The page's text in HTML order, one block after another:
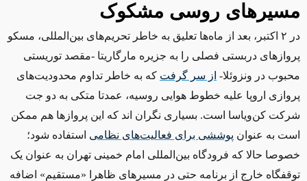
مسیرهای روسی مشکوک
در ۲ اکتبر، بعد از ماه‌ها تعلیق به خاطر تحریم‌های بین‌المللی، مسکو
پروازهای دربستی فصلی را به جزیره مارگاریتا -مقصد توریستی
محبوب در ونزوئلا- از سر گرفت که به خاطر تداوم محدودیت‌های
پروازی اروپا علیه خطوط هوایی روسیه، عمدتا متکی به دو جت
شرکت کن‌ویاسا است. بسیاری نگران اند که این پروازها هم ممکن
است به عنوان پوششی برای فعالیت‌های نظامی استفاده شود؛
‌خصوصا حالا که فرودگاه بین‌المللی امام خمینی تهران به عنوان یک
توقفگاه خارج از برنامه حتی در مسیرهای ظاهرا «مستقیم» اضافه